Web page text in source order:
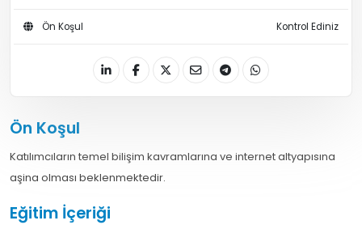
Ön Koşul Kontrol Ediniz
Ön Koşul
Katılımcıların temel bilişim kavramlarına ve internet altyapısına
aşina olması beklenmektedir.
Eğitim İçeriği